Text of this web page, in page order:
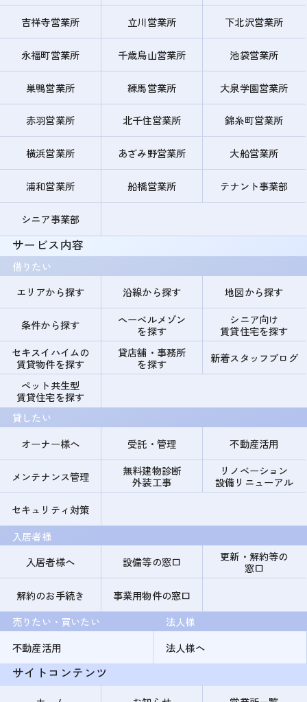
吉祥寺営業所 立川営業所 下北沢営業所
永福町営業所 千歳烏山営業所 池袋営業所
巣鴨営業所 練馬営業所 大泉学園営業所
赤羽営業所 北千住営業所 錦糸町営業所
横浜営業所 あざみ野営業所 大船営業所
浦和営業所 船橋営業所 テナント事業部
シニア事業部
サービス内容
借りたい
エリアから探す
沿線から探す 地図から探す
条件から探す
ヘーベルメゾン
を探す
シニア向け
賃貸住宅を探す
セキスイハイムの
賃貸物件を探す
貸店舗・事務所
を探す
新着スタッフブログ
ペット共生型
賃貸住宅を探す
貸したい
オーナー様へ
受託・管理 不動産活用
メンテナンス管理
無料建物診断
外装工事
リノベーション
設備リニューアル
セキュリティ対策
入居者様
入居者様へ
設備等の窓口
更新・解約等の
窓口
解約のお手続き
事業用物件の窓口
売りたい・買いたい
不動産活用
法人様
法人様へ
サイトコンテンツ